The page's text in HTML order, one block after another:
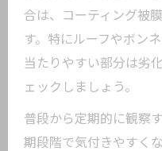
合は、コーティング被
す。特にルーフやボン
当たりやすい部分は劣
ェックしましょう。
普段から定期的に観察
期段階で気付きやすく